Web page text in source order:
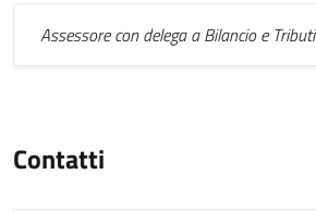
Assessore con delega a Bilancio e Tributi
Contatti